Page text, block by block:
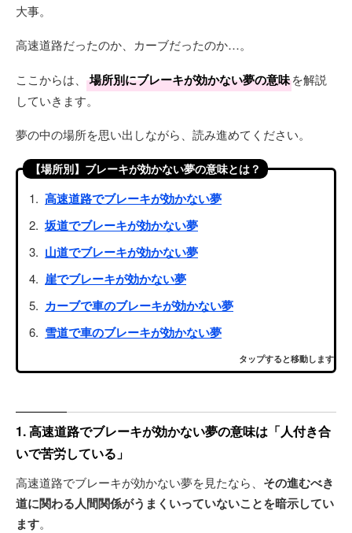
大事。
高速道路だったのか、カーブだったのか…。
ここからは、 場所別にブレーキが効かない夢の意味を解説
していきます。
夢の中の場所を思い出しながら、読み進めてください。
【場所別】ブレーキが効かない夢の意味とは？
高速道路でブレーキが効かない夢
坂道でブレーキが効かない夢
山道でブレーキが効かない夢
崖でブレーキが効かない夢
カーブで車のブレーキが効かない夢
雪道で車のブレーキが効かない夢
タップすると移動します
1. 高速道路でブレーキが効かない夢の意味は「人付き合
いで苦労している」
高速道路でブレーキが効かない夢を見たなら、 その進むべき
道に関わる人間関係がうまくいっていないことを暗示してい
ます。